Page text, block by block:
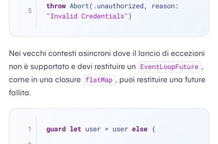
throw Abort
"Invalid Credentials" )
Nei vecchi contesti asincroni dove il lancio di eccezioni
non è supportato e devi restituire un EventLoopFuture ,
come in una closure flatMap , puoi restituire una future
fallita.
guard let user = user else {